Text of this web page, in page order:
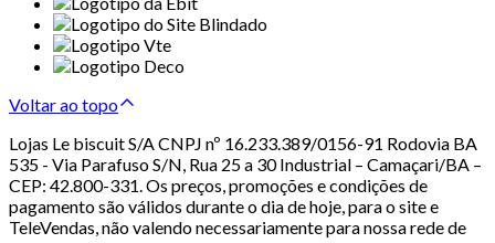
Voltar ao topo
Lojas Le biscuit S/A CNPJ nº 16.233.389/0156-91 Rodovia BA
535 - Via Parafuso S/N, Rua 25 a 30 Industrial – Camaçari/BA –
CEP: 42.800-331. Os preços, promoções e condições de
pagamento são válidos durante o dia de hoje, para o site e
TeleVendas, não valendo necessariamente para nossa rede de